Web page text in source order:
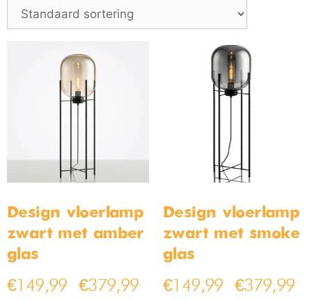
Design vloerlamp
zwart met amber
glas
€149,99 €379,99
Design vloerlamp
zwart met smoke
glas
€149,99 €379,99